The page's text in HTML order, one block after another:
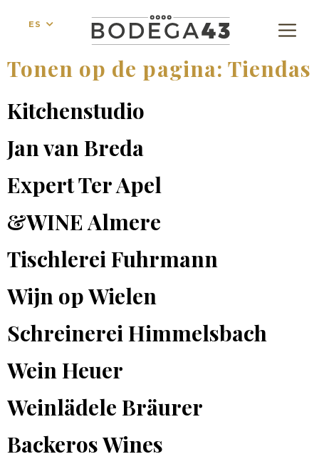
ES
Tonen op de pagina: Tiendas
Kitchenstudio
Jan van Breda
Expert Ter Apel
&WINE Almere
Tischlerei Fuhrmann
Wijn op Wielen
Schreinerei Himmelsbach
Wein Heuer
Weinlädele Bräurer
Backeros Wines